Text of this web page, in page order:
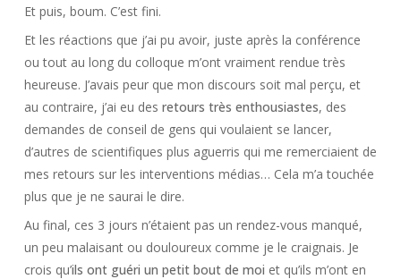
Et puis, boum. C’est fini.
Et les réactions que j’ai pu avoir, juste après la conférence
ou tout au long du colloque m’ont vraiment rendue très
heureuse. J’avais peur que mon discours soit mal perçu, et
au contraire, j’ai eu des retours très enthousiastes, des
demandes de conseil de gens qui voulaient se lancer,
d’autres de scientifiques plus aguerris qui me remerciaient de
mes retours sur les interventions médias… Cela m’a touchée
plus que je ne saurai le dire.
Au final, ces 3 jours n’étaient pas un rendez-vous manqué,
un peu malaisant ou douloureux comme je le craignais. Je
crois qu’ils ont guéri un petit bout de moi et qu’ils m’ont en